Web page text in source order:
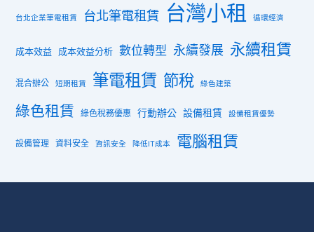
台北企業筆電租賃 台北筆電租賃 台灣小租 循環經濟
成本效益 成本效益分析 數位轉型 永續發展 永續租賃
混合辦公 短期租賃 筆電租賃 節稅 綠色建築
綠色租賃 綠色稅務優惠 行動辦公 設備租賃 設備租賃優勢
設備管理 資料安全 資訊安全 降低IT成本 電腦租賃